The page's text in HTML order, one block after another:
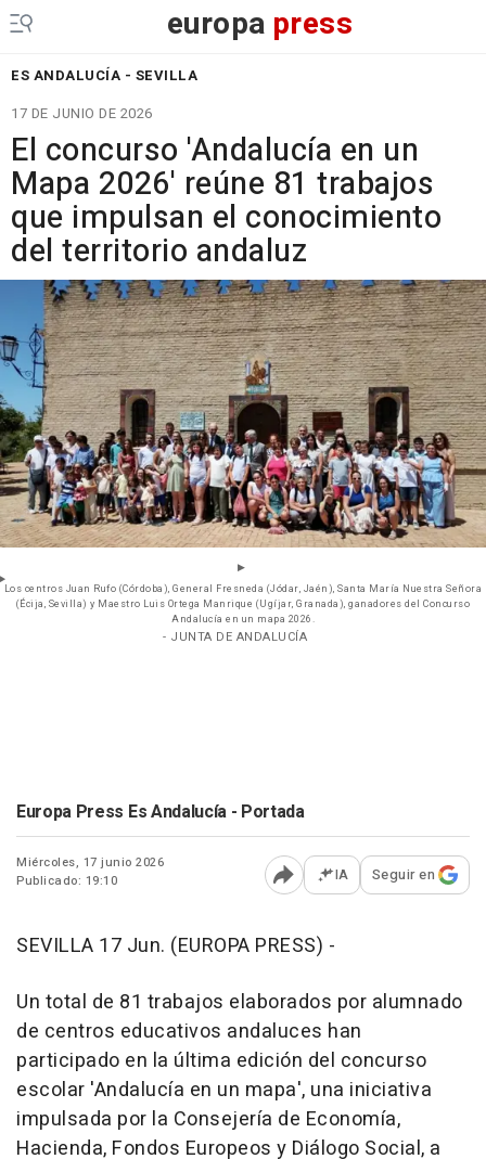
europa press
ES ANDALUCÍA - SEVILLA
17 DE JUNIO DE 2026
El concurso 'Andalucía en un
Mapa 2026' reúne 81 trabajos
que impulsan el conocimiento
del territorio andaluz
Los centros Juan Rufo (Córdoba), General Fresneda (Jódar, Jaén), Santa María Nuestra Señora
(Écija, Sevilla) y Maestro Luis Ortega Manrique (Ugíjar, Granada), ganadores del Concurso
Andalucía en un mapa 2026.
- JUNTA DE ANDALUCÍA
Europa Press Es Andalucía - Portada
Miércoles, 17 junio 2026
Publicado: 19:10
Abrir opciones para
IA Seguir en
SEVILLA 17 Jun. (EUROPA PRESS) -
Un total de 81 trabajos elaborados por alumnado
de centros educativos andaluces han
participado en la última edición del concurso
escolar 'Andalucía en un mapa', una iniciativa
impulsada por la Consejería de Economía,
Hacienda, Fondos Europeos y Diálogo Social, a